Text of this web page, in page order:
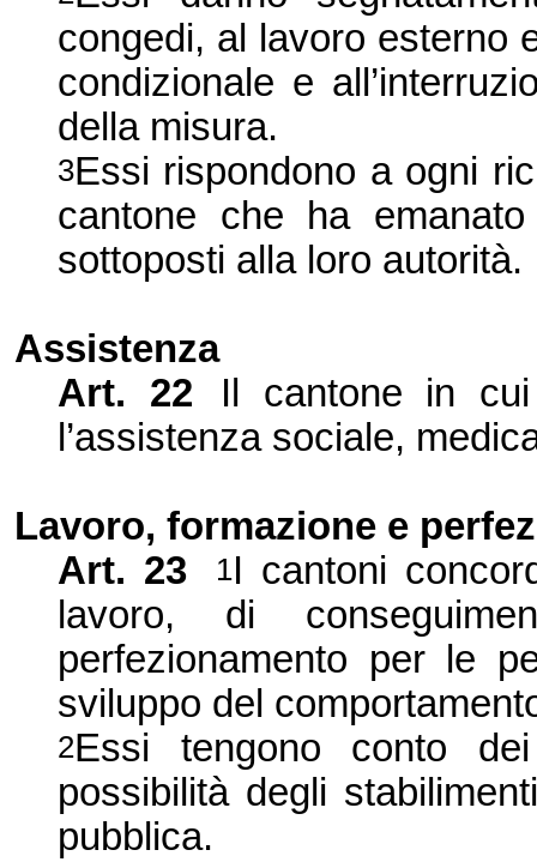
congedi, al lavoro esterno
condizionale e
della misura.
3Essi rispondono a ogni
cantone che ha
sottoposti alla loro autorità.
Assistenza
Art. 22
Il cantone in
l’assistenza sociale,
Lavoro, formazione e
Art. 23 1I cantoni
lavoro, di
perfezionamento per le
sviluppo del
2Essi tengono conto
possibilità degli
pubblica.